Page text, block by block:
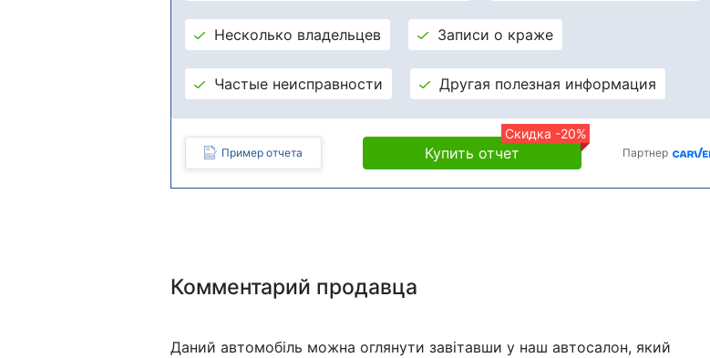
Несколько владельцев Записи о краже
Частые неисправности Другая полезная информация
Пример отчета
Скидка -20%
Купить отчет Партнер
Комментарий продавца
Даний автомобіль можна оглянути завітавши у наш автосалон, який